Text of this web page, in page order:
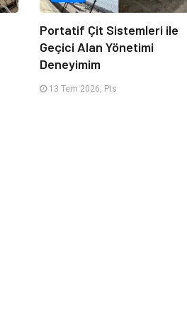
Portatif Çit Sistemleri ile
Geçici Alan Yönetimi
Deneyimim
13 Tem 2026, Pts